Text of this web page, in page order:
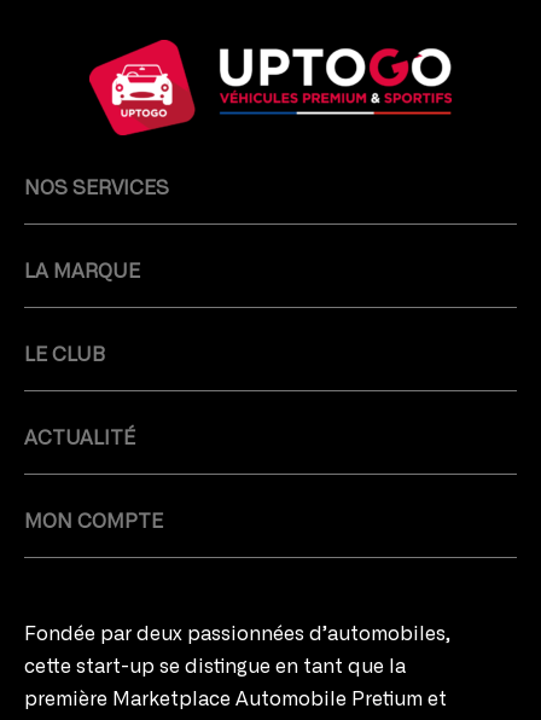
NOS SERVICES
LA MARQUE
LE CLUB
ACTUALITÉ
MON COMPTE
Fondée par deux passionnées d’automobiles,
cette start-up se distingue en tant que la
première Marketplace Automobile Pretium et